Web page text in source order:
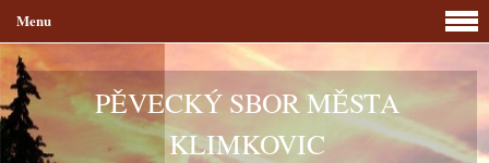
PĚVECKÝ SBOR MĚSTA
KLIMKOVIC
Menu